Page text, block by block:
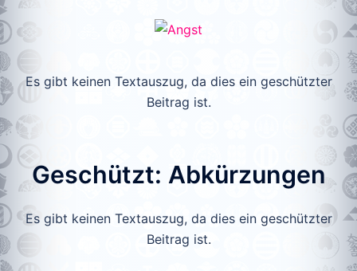
Es gibt keinen Textauszug, da dies ein geschützter
Beitrag ist.
Geschützt: Abkürzungen
Es gibt keinen Textauszug, da dies ein geschützter
Beitrag ist.